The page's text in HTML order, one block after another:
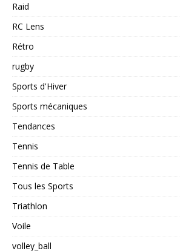
Raid
RC Lens
Rétro
rugby
Sports d'Hiver
Sports mécaniques
Tendances
Tennis
Tennis de Table
Tous les Sports
Triathlon
Voile
volley_ball